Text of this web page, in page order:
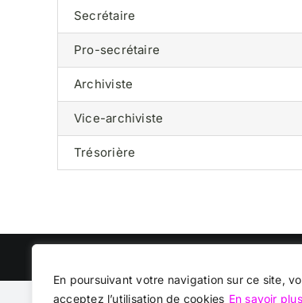
En poursuivant votre navigation sur ce site,
acceptez l’utilisation de cookies En savoir plus
Secrétaire
Pro-secrétaire
Archiviste
Vice-archiviste
Trésorière